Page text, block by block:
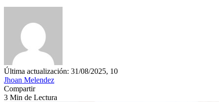
Última actualización: 31/08/2025, 10
Jhoan Melendez
Compartir
3 Min de Lectura